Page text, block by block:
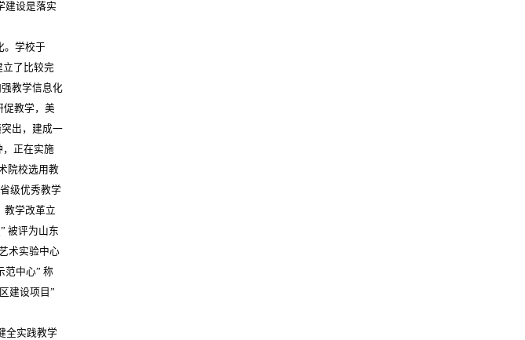
建设是落实
。学校于
立了比较完
教学信息化
促教学，美
出，建成一
，正在实施
院校选用教
级优秀教学
教学改革立
被评为山东
术实验中心
范中心” 称
建设项目”
全实践教学